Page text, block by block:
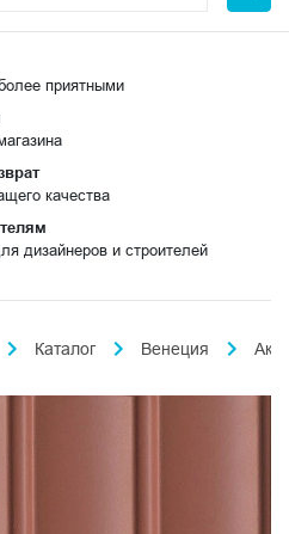
приятными
качества
дизайнеров и строителей
Каталог Венеция